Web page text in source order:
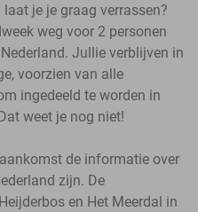
je je graag verrassen?
weg voor 2 personen
Jullie verblijven in
voorzien van alle
ingedeeld te worden in
weet je nog niet!
de informatie over
zijn. De
en Het Meerdal in